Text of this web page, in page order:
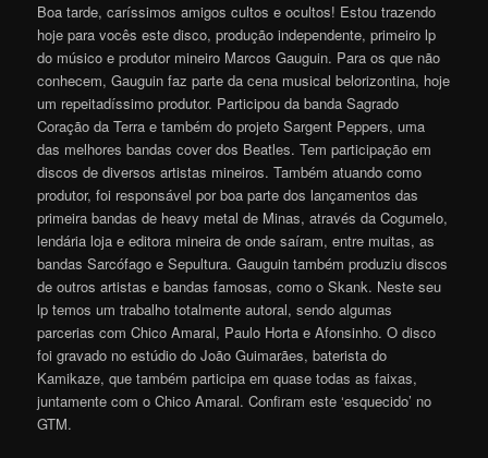
Boa tarde, caríssimos amigos cultos e ocultos! Estou trazendo
hoje para vocês este disco, produção independente, primeiro lp
do músico e produtor mineiro Marcos Gauguin. Para os que não
conhecem, Gauguin faz parte da cena musical belorizontina, hoje
um repeitadíssimo produtor. Participou da banda Sagrado
Coração da Terra e também do projeto Sargent Peppers, uma
das melhores bandas cover dos Beatles. Tem participação em
discos de diversos artistas mineiros. Também atuando como
produtor, foi responsável por boa parte dos lançamentos das
primeira bandas de heavy metal de Minas, através da Cogumelo,
lendária loja e editora mineira de onde saíram, entre muitas, as
bandas Sarcófago e Sepultura. Gauguin também produziu discos
de outros artistas e bandas famosas, como o Skank. Neste seu
lp temos um trabalho totalmente autoral, sendo algumas
parcerias com Chico Amaral, Paulo Horta e Afonsinho. O disco
foi gravado no estúdio do João Guimarães, baterista do
Kamikaze, que também participa em quase todas as faixas,
juntamente com o Chico Amaral. Confiram este ‘esquecido’ no
GTM.